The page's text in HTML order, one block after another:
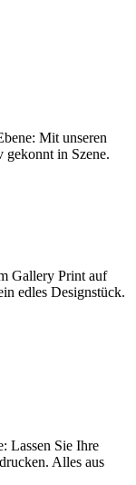
Mit unseren
gekonnt in Szene.
Gallery Print auf
edles Designstück.
Lassen Sie Ihre
Alles aus